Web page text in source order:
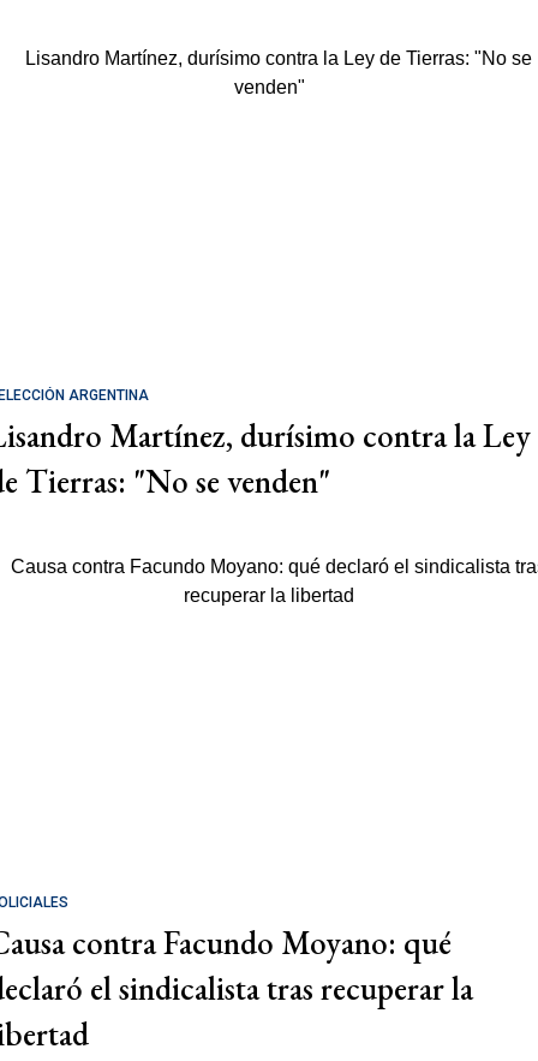
ARGENTINA
Martínez, durísimo contra la Ley
Tierras: "No se venden"
contra Facundo Moyano: qué
el sindicalista tras recuperar la